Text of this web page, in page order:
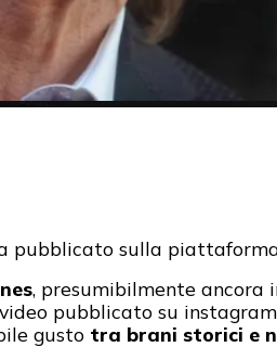
pubblicato sulla
, presumibilmente ancora
pubblicato su
gusto tra brani storici e